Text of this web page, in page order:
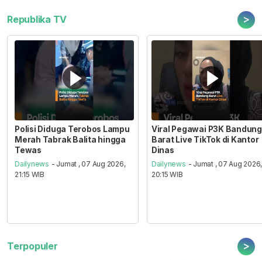
Republika TV >
Polisi Diduga Terobos Lampu
Merah Tabrak Balita hingga
Tewas
Dailynews - Jumat , 07 Aug 2026,
21:15 WIB
Viral Pegawai P3K Bandung
Barat Live TikTok di Kantor
Dinas
Dailynews - Jumat , 07 Aug 2026,
20:15 WIB
Terpopuler >